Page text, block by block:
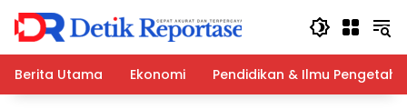
Langsung
konten
Berita Utama
Ekonomi Pendidikan & Ilmu